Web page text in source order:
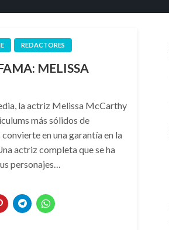
REDACTORES
MELISSA
la actriz Melissa McCarthy
más sólidos de
en una garantía en la
actriz completa que se ha
personajes…